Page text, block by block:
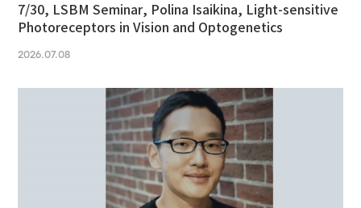
7/30, LSBM Seminar, Polina Isaikina, Light-sensitive
Photoreceptors in Vision and Optogenetics
2026.07.08